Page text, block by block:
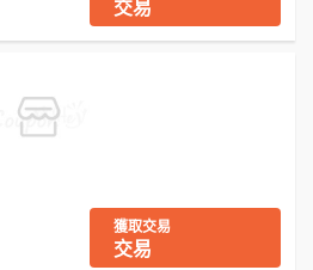
交易
獲取交易
交易